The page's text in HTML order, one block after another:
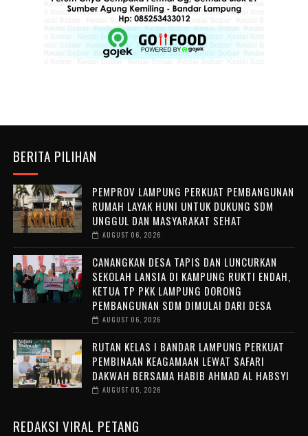
BERITA PILIHAN
PEMPROV LAMPUNG PERKUAT PEMBANGUNAN
RUMAH LAYAK HUNI UNTUK DUKUNG SDM
UNGGUL DAN MASYARAKAT SEHAT
AUGUST 06, 2026
CANANGKAN DESA TAPIS DAN LUNCURKAN
SEKOLAH LANSIA DI KAMPUNG RUKTI ENDAH,
KETUA TP PKK LAMPUNG DORONG
PEMBANGUNAN SDM DIMULAI DARI DESA
AUGUST 06, 2026
RUTAN KELAS I BANDAR LAMPUNG PERKUAT
PEMBINAAN KEAGAMAAN LEWAT SAFARI
DAKWAH BERSAMA HABIB AHMAD AL HABSYI
AUGUST 05, 2026
REDAKSI VIRAL PETANG